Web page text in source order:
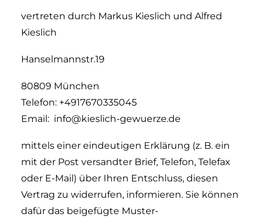
vertreten durch Markus Kieslich und Alfred
Kieslich
Hanselmannstr.19
80809 München
Telefon: +4917670335045
Email: info@kieslich-gewuerze.de
mittels einer eindeutigen Erklärung (z. B. ein
mit der Post versandter Brief, Telefon, Telefax
oder E-Mail) über Ihren Entschluss, diesen
Vertrag zu widerrufen, informieren. Sie können
dafür das beigefügte Muster-